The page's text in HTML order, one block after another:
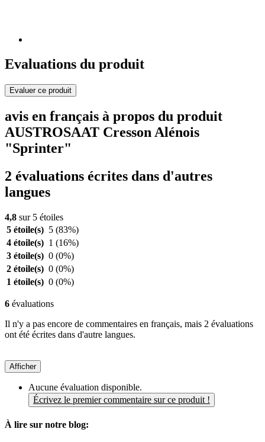
Evaluations du produit
Evaluer ce produit
avis en français à propos du produit
AUSTROSAAT Cresson Alénois
"Sprinter"
2 évaluations écrites dans d'autres
langues
4,8 sur 5 étoiles
5 étoile(s) 5 (83%)
4 étoile(s) 1 (16%)
3 étoile(s) 0 (0%)
2 étoile(s) 0 (0%)
1 étoile(s) 0 (0%)
6 évaluations
Il n'y a pas encore de commentaires en français, mais 2 évaluations
ont été écrites dans d'autre langues.
Afficher
Aucune évaluation disponible.
Écrivez le premier commentaire sur ce produit !
À lire sur notre blog: